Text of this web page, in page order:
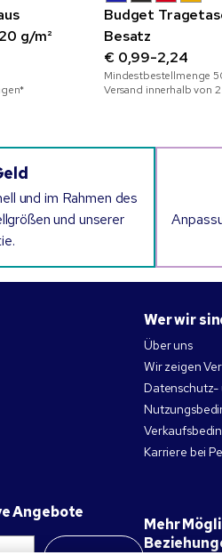
g/m²
Budget
Besatz
€ 0,99-2,24
Mindestbestellmenge
Versand innerhalb von
und im Rahmen des
und unserer
Angebote
Wer wir
Über uns
Wir zeigen
Datenschutz-
Karriere bei
Mehr